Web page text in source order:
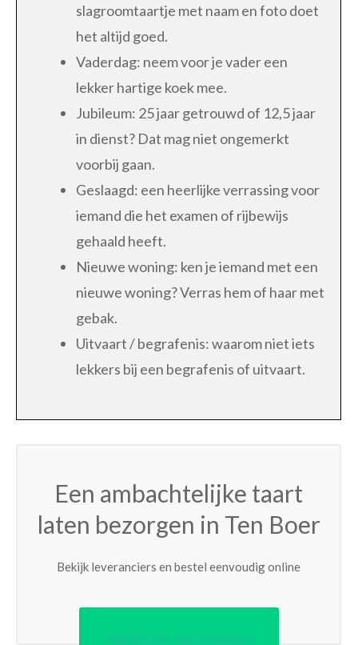
slagroomtaartje met naam en foto doet
het altijd goed.
Vaderdag: neem voor je vader een
lekker hartige koek mee.
Jubileum: 25 jaar getrouwd of 12,5 jaar
in dienst? Dat mag niet ongemerkt
voorbij gaan.
Geslaagd: een heerlijke verrassing voor
iemand die het examen of rijbewijs
gehaald heeft.
Nieuwe woning: ken je iemand met een
nieuwe woning? Verras hem of haar met
gebak.
Uitvaart / begrafenis: waarom niet iets
lekkers bij een begrafenis of uitvaart.
Een ambachtelijke taart
laten bezorgen in Ten Boer
Bekijk leveranciers en bestel eenvoudig online
Vergelijk aanbieders